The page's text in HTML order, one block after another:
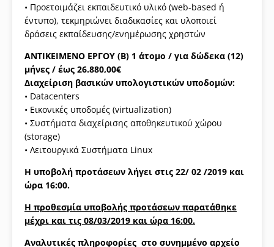
• Προετοιμάζει εκπαιδευτικό υλικό (web-based ή
έντυπο), τεκμηριώνει διαδικασίες και υλοποιεί
δράσεις εκπαίδευσης/ενημέρωσης χρηστών
ΑΝΤΙΚΕΙΜΕΝΟ ΕΡΓΟΥ (Β) 1 άτομο / για δώδεκα (12)
μήνες / έως 26.880,00€
Διαχείριση βασικών υπολογιστικών υποδομών:
• Datacenters
• Εικονικές υποδομές (virtualization)
• Συστήματα διαχείρισης αποθηκευτικού χώρου
(storage)
• Λειτουργικά Συστήματα Linux
Η υποβολή προτάσεων λήγει στις 22/ 02 /2019 και
ώρα 16:00.
H προθεσμία υποβολής προτάσεων παρατάθηκε
μέχρι και τις 08/03/2019 και ώρα 16:00.
Αναλυτικές πληροφορίες στο συνημμένο αρχείο